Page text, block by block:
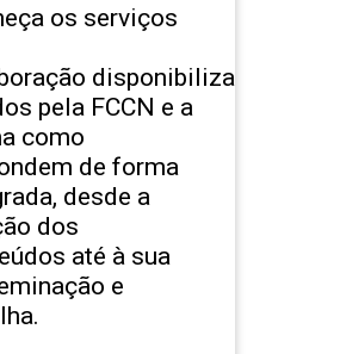
os serviços
disponibilizados e
pela FCCN e a
como
de forma
desde a
dos
até à sua
e